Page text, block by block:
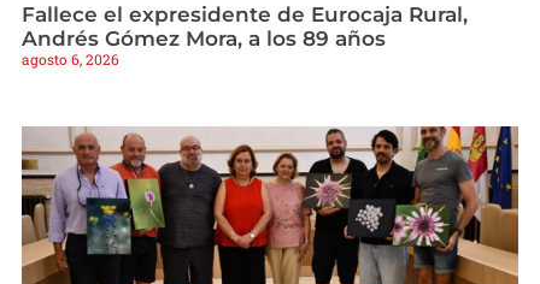
Fallece el expresidente de Eurocaja Rural,
Andrés Gómez Mora, a los 89 años
agosto 6, 2026